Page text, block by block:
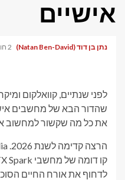
אישיים
נתן בן דוד (Natan Ben-David) 2 חודשים ago
לפני שנתיים, קוואלקום
את כל מה שקשור למחשוב
לדחוף את אורח החיים